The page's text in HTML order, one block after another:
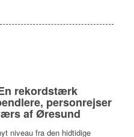
rekordstærk
personrejser
af Øresund
niveau fra den hidtidige